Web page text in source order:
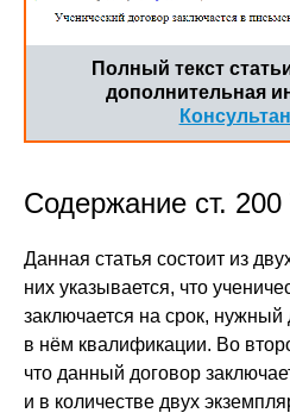
Полный текст
дополнительная
Содержание ст.
Данная статья состоит из
них указывается, что
заключается на срок, нужный
в нём квалификации. Во
что данный договор
и в количестве двух